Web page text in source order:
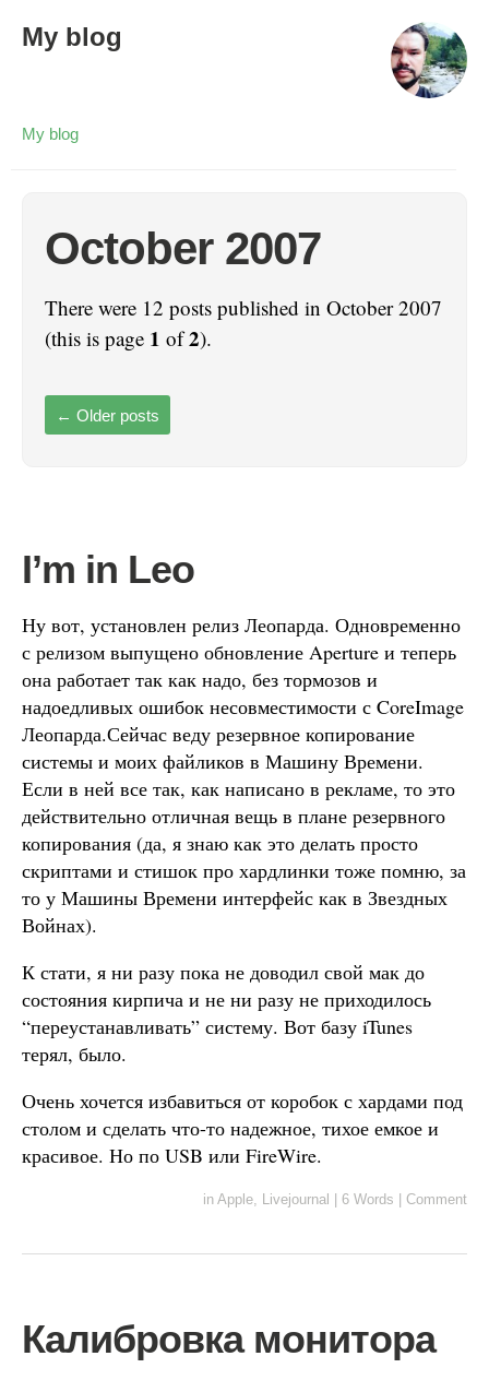
My blog
My blog
October 2007
There were 12 posts published in October 2007
(this is page 1 of2).
← Older posts
I’m in Leo
Ну вот, установлен релиз Леопарда. Одновременно
с релизом выпущено обновление Aperture и теперь
она работает так как надо, без тормозов и
надоедливых ошибок несовместимости с CoreImage
Леопарда.Сейчас веду резервное копирование
системы и моих файликов в Машину Времени.
Если в ней все так, как написано в рекламе, то это
действительно отличная вещь в плане резервного
копирования (да, я знаю как это делать просто
скриптами и стишок про хардлинки тоже помню, за
то у Машины Времени интерфейс как в Звездных
Войнах).
К стати, я ни разу пока не доводил свой мак до
состояния кирпича и не ни разу не приходилось
“переустанавливать” систему. Вот базу iTunes
терял, было.
Очень хочется избавиться от коробок с хардами под
столом и сделать что-то надежное, тихое емкое и
красивое. Но по USB или FireWire.
in Apple, Livejournal 6 Words Comment
Калибровка монитора